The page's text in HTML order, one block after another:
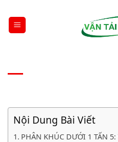
đến
nội
Nội Dung Bài Viết
PHÂN KHÚC DƯỚI 1 TẤN 5: